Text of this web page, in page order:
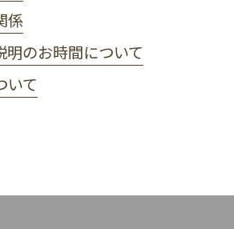
係
明のお時間について
いて